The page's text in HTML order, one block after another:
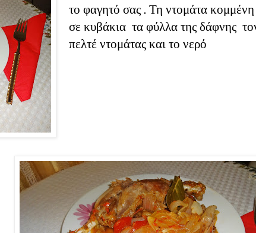
το φαγητό σας . Τη ντομάτα κομμένη
σε κυβάκια τα φύλλα της δάφνης
πελτέ ντομάτας και το νερό